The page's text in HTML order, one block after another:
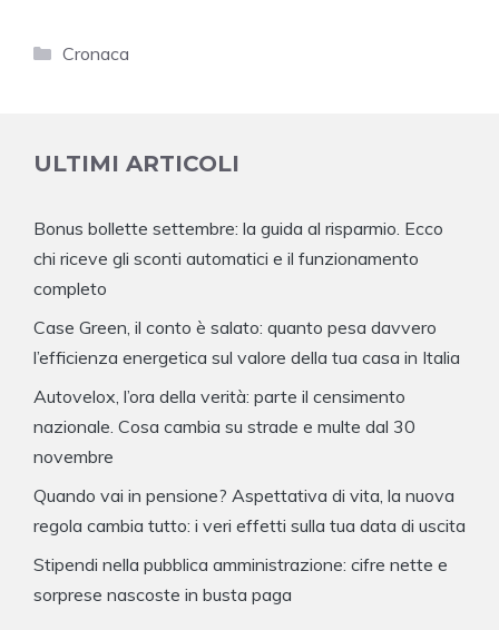
Categorie
Cronaca
ULTIMI ARTICOLI
Bonus bollette settembre: la guida al risparmio. Ecco
chi riceve gli sconti automatici e il funzionamento
completo
Case Green, il conto è salato: quanto pesa davvero
l’efficienza energetica sul valore della tua casa in Italia
Autovelox, l’ora della verità: parte il censimento
nazionale. Cosa cambia su strade e multe dal 30
novembre
Quando vai in pensione? Aspettativa di vita, la nuova
regola cambia tutto: i veri effetti sulla tua data di uscita
Stipendi nella pubblica amministrazione: cifre nette e
sorprese nascoste in busta paga